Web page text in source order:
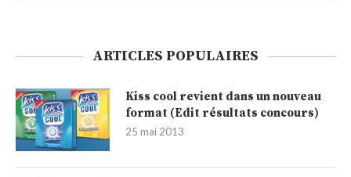
ARTICLES POPULAIRES
Kiss cool revient dans un nouveau
format (Edit résultats concours)
25 mai 2013